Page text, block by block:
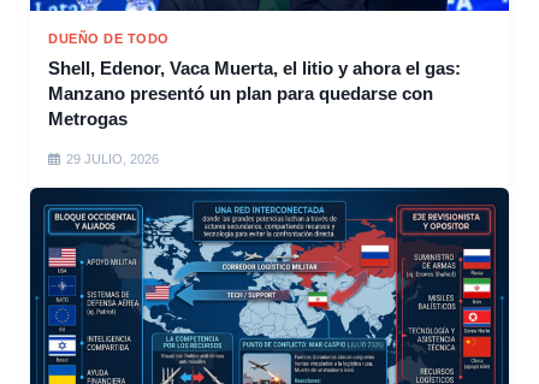
DUEÑO DE TODO
Shell, Edenor, Vaca Muerta, el litio y ahora el gas:
Manzano presentó un plan para quedarse con
Metrogas
29 JULIO, 2026